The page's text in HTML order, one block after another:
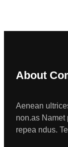
About
Aenean
non.as
repea ndus.